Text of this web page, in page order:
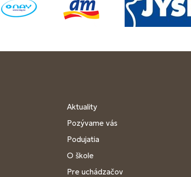
Aktuality
Pozývame vás
Podujatia
O škole
Pre uchádzačov